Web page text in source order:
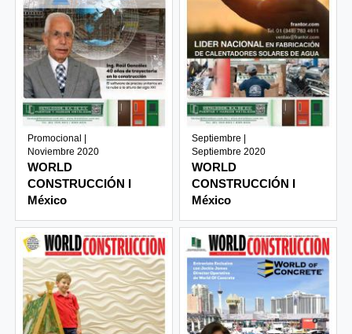
Promocional |
Noviembre 2020
WORLD
CONSTRUCCIÓN I
México
Septiembre |
Septiembre 2020
WORLD
CONSTRUCCIÓN I
México